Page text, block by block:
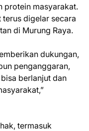
protein masyarakat.
digelar secara
di Murung Raya.
dukungan,
penganggaran,
berlanjut dan
termasuk